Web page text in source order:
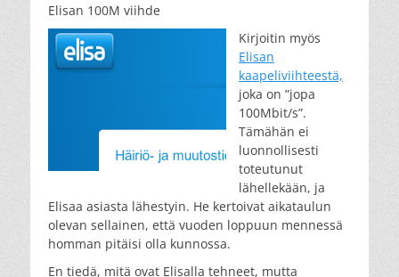
Elisan 100M viihde
Kirjoitin myös
Elisan
kaapeliviihteestä,
joka on ”jopa
100Mbit/s”.
Tämähän ei
luonnollisesti
toteutunut
lähellekään, ja
Elisaa asiasta lähestyin. He kertoivat aikataulun
olevan sellainen, että vuoden loppuun mennessä
homman pitäisi olla kunnossa.
En tiedä, mitä ovat Elisalla tehneet, mutta